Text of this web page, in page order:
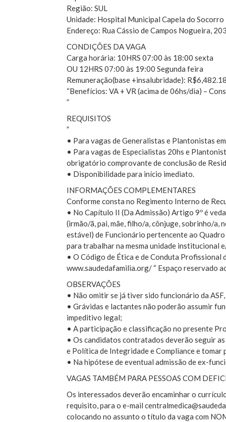
Região: SUL
Unidade: Hospital Municipal Capela do Socorro
Endereço: Rua Cássio de Campos Nogueira,
CONDIÇÕES DA VAGA
Carga horária: 10HRS 07:00 às 18:00 sexta
OU 12HRS 07:00 às 19:00 Segunda feira
Remuneração(base +insalubridade):
“Benefícios: VA + VR (acima de 06hs/dia) –
”
REQUISITOS
”
• Para vagas de Generalistas e Plantonistas
• Para vagas de Especialistas 20hs e
obrigatório comprovante de conclusão de
• Disponibilidade para início imediato.
INFORMAÇÕES COMPLEMENTARES
Conforme consta no Regimento Interno de
• No Capítulo II (Da Admissão) Artigo 9º é
(irmão/ã, pai, mãe, filho/a, cônjuge, sobrinho/a,
estável) de Funcionário pertencente ao Quadro
para trabalhar na mesma unidade institucional
• O Código de Ética e de Conduta
www.saudedafamilia.org/ “ Espaço reservado
OBSERVAÇÕES
• Não omitir se já tiver sido funcionário da
• Grávidas e lactantes não poderão assumir
impeditivo legal;
• A participação e classificação no presente
• Os candidatos contratados deverão seguir
e Política de Integridade e Compliance e tomar
• Na hipótese de eventual admissão de ex-
VAGAS TAMBÉM PARA PESSOAS COM
Os interessados deverão encaminhar o
requisito, para o e-mail
colocando no assunto o título da vaga com